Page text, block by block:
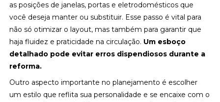
as posições de janelas, portas e eletrodomésticos que
você deseja manter ou substituir. Esse passo é vital para
não só otimizar o layout, mas também para garantir que
haja fluidez e praticidade na circulação. Um esboço
detalhado pode evitar erros dispendiosos durante a
reforma.
Outro aspecto importante no planejamento é escolher
um estilo que reflita sua personalidade e se encaixe com o